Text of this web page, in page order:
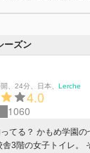
ーズン
24分 日本 Lerche
4.0
1060
てる？ かもめ学園
舎3階の女子トイレ。